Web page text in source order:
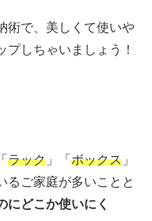
術で、美しくて使いや
しちゃいましょう！
ラック 」「 ボックス 」
るご家庭が多いことと
にどこか使いにく